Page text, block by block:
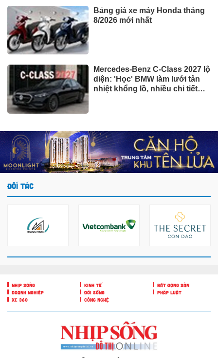
Bảng giá xe máy Honda tháng
8/2026 mới nhất
Mercedes-Benz C-Class 2027 lộ
diện: 'Học' BMW làm lưới tản
nhiệt khổng lồ, nhiều chi tiết
ĐỐI TÁC
NHỊP SỐNG KINH TẾ
BẤT ĐỘNG SẢN
DOANH NGHIỆP
ĐỜI SỐNG
PHÁP LUẬT
XE 360
CÔNG NGHỆ